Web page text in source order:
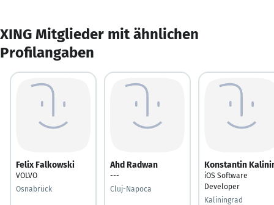
XING Mitglieder mit ähnlichen
Profilangaben
Felix Falkowski
VOLVO
Osnabrück
Ahd Radwan
---
Cluj-Napoca
Konstantin
iOS Software
Developer
Kaliningrad